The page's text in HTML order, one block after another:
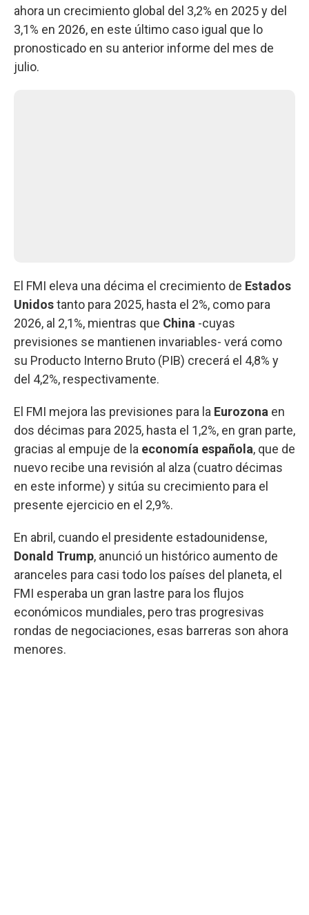
ahora un crecimiento global del 3,2% en 2025 y del
3,1% en 2026, en este último caso igual que lo
pronosticado en su anterior informe del mes de
julio.
El FMI eleva una décima el crecimiento de Estados
Unidostanto para 2025, hasta el 2%, como para
2026, al 2,1%, mientras que China -cuyas
previsiones se mantienen invariables- verá como
su Producto Interno Bruto (PIB) crecerá el 4,8% y
del 4,2%, respectivamente.
El FMI mejora las previsiones para la Eurozona en
dos décimas para 2025, hasta el 1,2%, en gran parte,
gracias al empuje de la economía española, que de
nuevo recibe una revisión al alza (cuatro décimas
en este informe) y sitúa su crecimiento para el
presente ejercicio en el 2,9%.
En abril, cuando el presidente estadounidense,
Donald Trump, anunció un histórico aumento de
aranceles para casi todo los países del planeta, el
FMI esperaba un gran lastre para los flujos
económicos mundiales, pero tras progresivas
rondas de negociaciones, esas barreras son ahora
menores.